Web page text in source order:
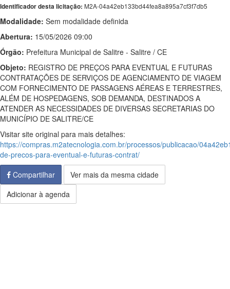
Identificador desta licitação: M2A-04a42eb133bd44fea8a895a7cf3f7db5
Modalidade: Sem modalidade definida
Abertura: 15/05/2026 09:00
Órgão: Prefeitura Municipal de Salitre - Salitre / CE
Objeto: REGISTRO DE PREÇOS PARA EVENTUAL E FUTURAS
CONTRATAÇÕES DE SERVIÇOS DE AGENCIAMENTO DE VIAGEM
COM FORNECIMENTO DE PASSAGENS AÉREAS E TERRESTRES,
ALÉM DE HOSPEDAGENS, SOB DEMANDA, DESTINADOS A
ATENDER AS NECESSIDADES DE DIVERSAS SECRETARIAS DO
MUNICÍPIO DE SALITRE/CE
Visitar site original para mais detalhes:
https://compras.m2atecnologia.com.br/processos/publicacao/
de-precos-para-eventual-e-futuras-contrat/
Compartilhar
Ver mais da mesma cidade
Adicionar à agenda